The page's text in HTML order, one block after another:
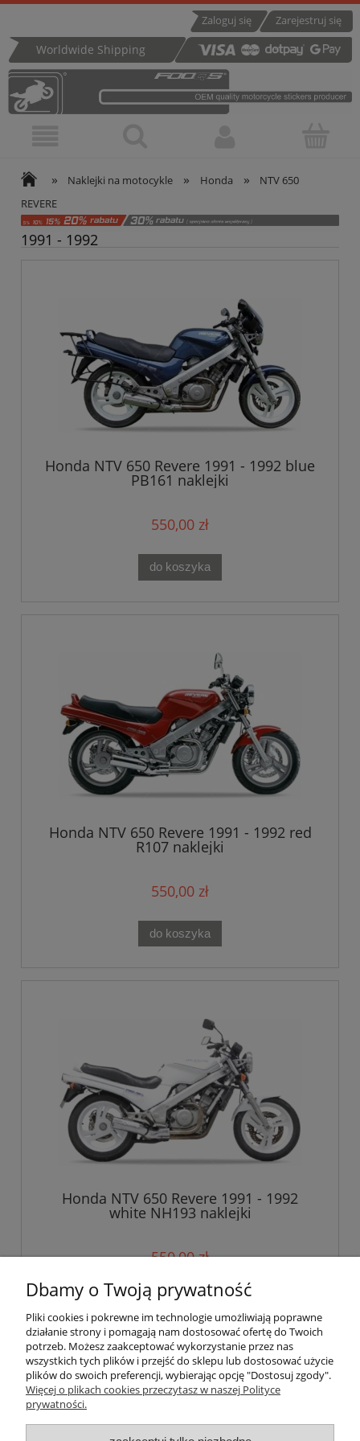
Zarejestruj się
Zaloguj się
Worldwide Shipping
» Naklejki na motocykle » Honda »
NTV 650
REVERE
1991 - 1992
Honda NTV 650 Revere 1991 - 1992 blue
PB161 naklejki
550,00 zł
do koszyka
Honda NTV 650 Revere 1991 - 1992 red
R107 naklejki
550,00 zł
do koszyka
Honda NTV 650 Revere 1991 - 1992
white NH193 naklejki
550,00 zł
do koszyka
Pomoc
Dbamy o Twoją prywatność
Pliki cookies i pokrewne im technologie umożliwiają poprawne
działanie strony i pomagają nam dostosować ofertę do Twoich
potrzeb. Możesz zaakceptować wykorzystanie przez nas
wszystkich tych plików i przejść do sklepu lub dostosować użycie
plików do swoich preferencji, wybierając opcję "Dostosuj zgody".
Więcej o plikach cookies przeczytasz w naszej Polityce
prywatności.